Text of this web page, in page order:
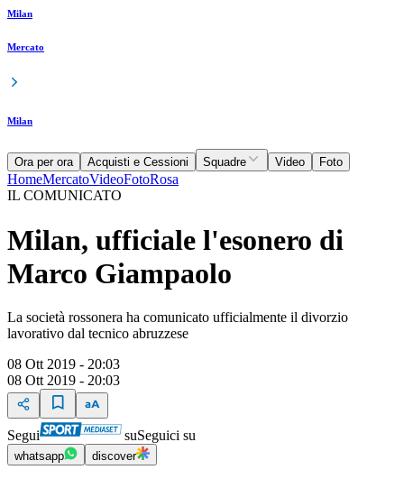
Milan
Mercato
Milan
Ora per ora Acquisti e Cessioni Squadre Video Foto
HomeMercatoVideoFotoRosa
IL COMUNICATO
Milan, ufficiale l'esonero di
Marco Giampaolo
La società rossonera ha comunicato ufficialmente il divorzio
lavorativo dal tecnico abruzzese
08 Ott 2019 - 20:03
08 Ott 2019 - 20:03
Segui suSeguici su
whatsapp discover